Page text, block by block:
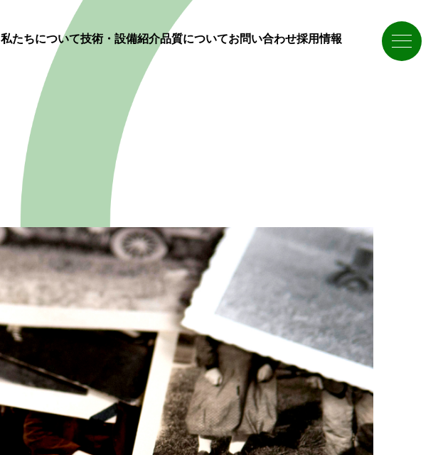
私たちについて
アクセス
技術・設備紹介品質について
品質検査
お問い合わせ採用情報